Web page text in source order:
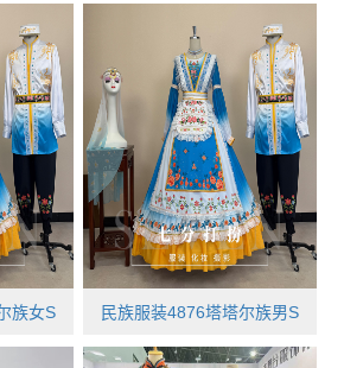
族女S 民族服装4876塔塔尔族男S